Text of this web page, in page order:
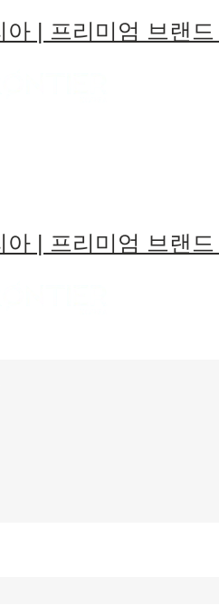
아 | 프리미엄 브랜
아 | 프리미엄 브랜